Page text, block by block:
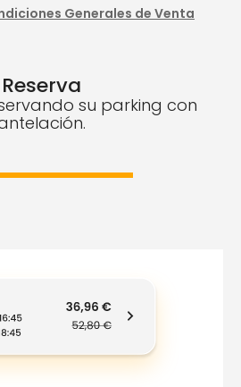
Generales de Venta
Reserva
su parking con